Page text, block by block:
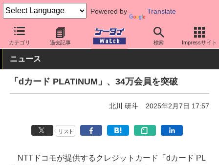
Powered by Translate
カテゴリ 過去記事 検索 Impressサイト
ケータイ Watch キャリア ドコモ アプリ・サービス
ニュース
「dカード PLATINUM」、34万会員を突破
北川 研斗 2025年2月7日 17:57
リスト
NTTドコモが提供するクレジットカード「dカード PL